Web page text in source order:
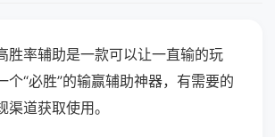
胜率辅助是一款可以让一直输的玩
个“必胜”的输赢辅助神器，有需要的
道获取使用。